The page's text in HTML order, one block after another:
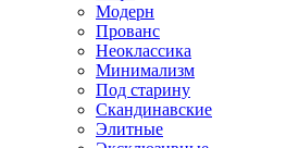
Модерн
Прованс
Неоклассика
Минимализм
Под старину
Скандинавские
Элитные